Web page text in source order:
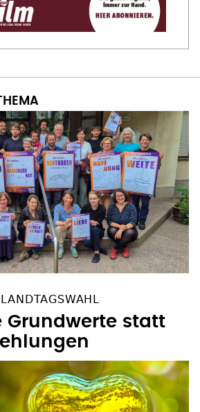
Grundwerte statt